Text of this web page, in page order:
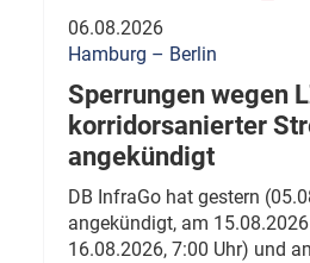
06.08.2026
Hamburg – Berlin
Sperrungen wegen
korridorsanierter
angekündigt
DB InfraGo hat gestern
angekündigt, am
16.08.2026, 7:00 Uhr) und